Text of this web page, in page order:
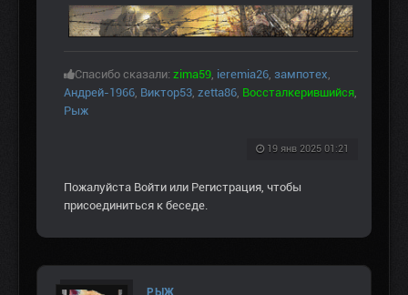
Спасибо сказали: zima59 ieremia26 зампотех
Андрей-1966 Виктор53 zetta86 Воссталкерившийся
Рыж
19 янв 2025 01:21
Пожалуйста Войти или Регистрация , чтобы
присоединиться к беседе.
РЫЖ